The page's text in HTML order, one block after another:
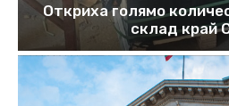
Откриха голямо
склад край